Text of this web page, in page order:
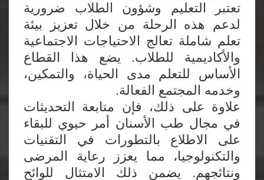
تعتبر التعليم وشؤون الطلاب ضرورية
لدعم هذه الرحلة من خلال تعزيز بيئة
تعلم شاملة تعالج الاحتياجات الاجتماعية
والأكاديمية للطلاب. يضع هذا القطاع
الأساس للتعلم مدى الحياة، والتمكين،
وخدمه المجتمع الفعالة.
علاوة على ذلك، فإن متابعة التحديثات
في مجال طب الأسنان أمر حيوي للبقاء
على الاطلاع بالتطورات في التقنيات
والتكنولوجيا، مما يعزز رعاية المرضى
ونتائجهم. يضمن ذلك الامتثال للوائح